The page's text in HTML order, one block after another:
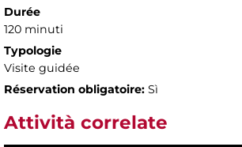
Durée
120 minuti
Typologie
Visite guidée
Réservation obligatoire: Sì
Attività correlate